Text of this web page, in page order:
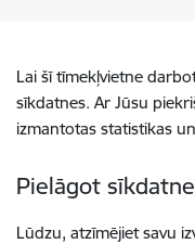
Lai šī tīmekļvietne
sīkdatnes. Ar Jūsu
izmantotas statistikas
Pielāgot
Lūdzu, atzīmējiet savu